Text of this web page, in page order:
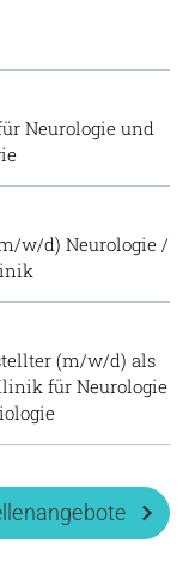
Neurologie und
w/d) Neurologie /
(m/w/d) als
für Neurologie